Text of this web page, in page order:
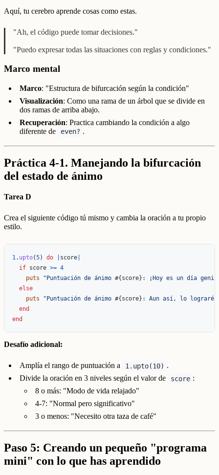
Aquí, tu cerebro aprende cosas como estas.
"Ah, el código puede tomar decisiones."
"Puedo expresar todas las situaciones con reglas y condiciones."
Marco mental
Marco: "Estructura de bifurcación según la condición"
Visualización: Como una rama de un árbol que se divide en
dos ramas de arriba abajo.
Recuperación: Practica cambiando la condición a algo
diferente de
even? .
Práctica 4-1. Manejando la bifurcación
del estado de ánimo
Tarea D
Crea el siguiente código tú mismo y cambia la oración a tu propio
estilo.
1. upto(5) do score
if score >= 4
puts
"Puntuación de ánimo #{score} : ¡Hoy es un día
else
puts
"Puntuación de ánimo #{score} : Aun así, lo lograré
end
end
Desafío adicional:
Amplía el rango de puntuación a 1.upto(10) .
Divide la oración en 3 niveles según el valor de
score :
8 o más: "Modo de vida relajado"
4-7: "Normal pero significativo"
3 o menos: "Necesito otra taza de café"
Paso 5: Creando un pequeño "programa
mini" con lo que has aprendido